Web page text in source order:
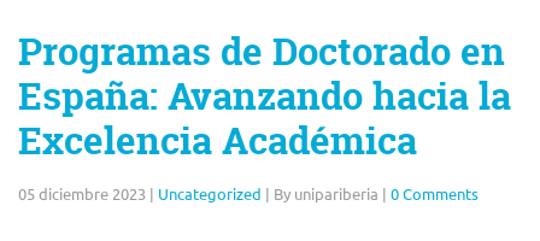
Programas de Doctorado en
España: Avanzando hacia la
Excelencia Académica
05 diciembre 2023 | Uncategorized | By unipariberia | 0 Comments